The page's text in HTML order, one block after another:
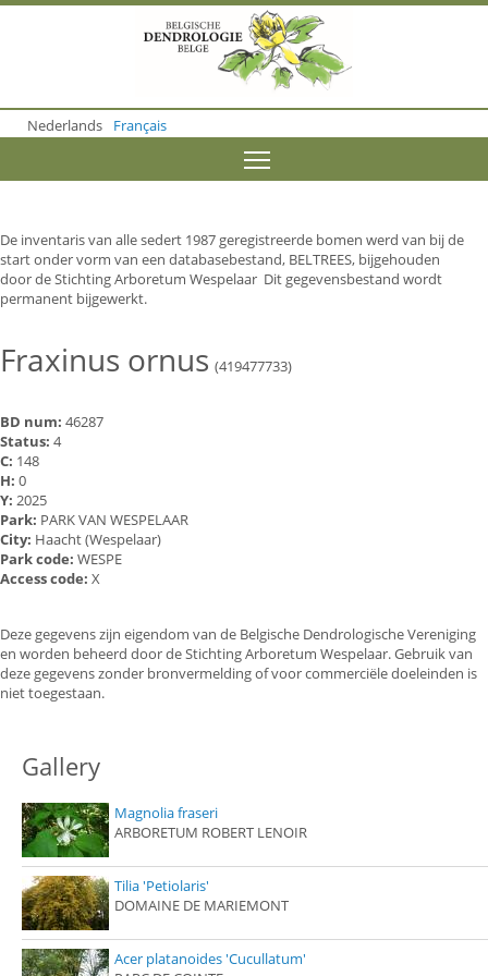
o
m
o
n
t
e
n
Nederlands Français
De inventaris van alle sedert 1987 geregistreerde bomen werd van bij de
start onder vorm van een databasebestand, BELTREES, bijgehouden
door de Stichting Arboretum Wespelaar Dit gegevensbestand wordt
permanent bijgewerkt.
Fraxinus ornus (419477733)
BD num: 46287
Status: 4
C: 148
H: 0
Y: 2025
Park: PARK VAN WESPELAAR
City: Haacht (Wespelaar)
Park code: WESPE
Access code: X
Deze gegevens zijn eigendom van de Belgische Dendrologische Vereniging
en worden beheerd door de Stichting Arboretum Wespelaar. Gebruik van
deze gegevens zonder bronvermelding of voor commerciële doeleinden is
niet toegestaan.
Gallery
Magnolia fraseri
ARBORETUM ROBERT LENOIR
Tilia 'Petiolaris'
DOMAINE DE MARIEMONT
Acer platanoides 'Cucullatum'